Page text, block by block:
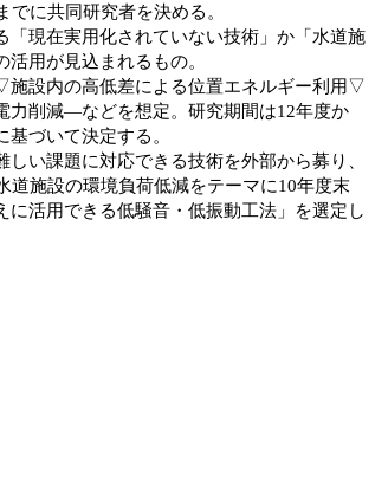
に共同研究者を決める。
現在実用化されていない技術」か「水道施
用が見込まれるもの。
設内の高低差による位置エネルギー利用▽
力削減―などを想定。研究期間は12年度か
づいて決定する。
い課題に対応できる技術を外部から募り、
道施設の環境負荷低減をテーマに10年度末
活用できる低騒音・低振動工法」を選定し